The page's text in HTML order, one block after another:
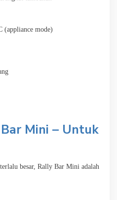
(appliance mode)
Mini – Untuk
besar, Rally Bar Mini adalah